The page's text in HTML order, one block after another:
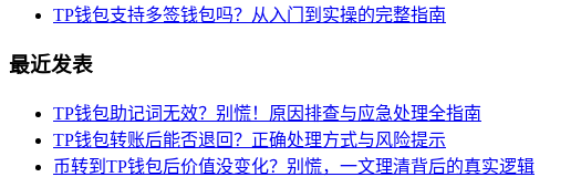
TP钱包支持多签钱包吗？从入门到实操的完整指南
最近发表
TP钱包助记词无效？别慌！原因排查与应急处理全指南
TP钱包转账后能否退回？正确处理方式与风险提示
币转到TP钱包后价值没变化？别慌，一文理清背后的真实逻辑